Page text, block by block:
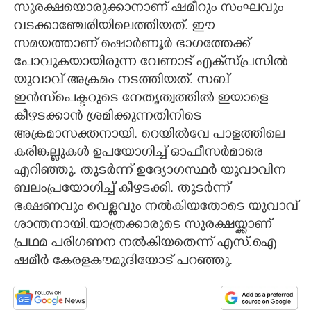
ZOOM
CONTACT US
സുരക്ഷയൊരുക്കാനാണ് ഷമീറും സംഘവും
വടക്കാഞ്ചേരിയിലെത്തിയത്. ഈ
സമയത്താണ് ഷൊർണൂർ ഭാഗത്തേക്ക്
പോവുകയായിരുന്ന വേണാട് എക്‌സ്പ്രസിൽ
യുവാവ് അക്രമം നടത്തിയത്. സബ്
ഇൻസ്‌പെക്ടറുടെ നേതൃത്വത്തിൽ ഇയാളെ
കീഴടക്കാൻ ശ്രമിക്കുന്നതിനിടെ
അക്രമാസക്തനായി. റെയിൽവേ പാളത്തിലെ
കരിങ്കല്ലുകൾ ഉപയോഗിച്ച് ഓഫീസർമാരെ
എറിഞ്ഞു. തുടർന്ന് ഉദ്യോഗസ്ഥർ യുവാവിന
ബലംപ്രയോഗിച്ച് കീഴടക്കി. തുടർന്ന്
ഭക്ഷണവും വെള്ളവും നൽകിയതോടെ യുവാവ്
ശാന്തനായി.യാത്രക്കാരുടെ സുരക്ഷയ്ക്കാണ്
പ്രഥമ പരിഗണന നൽകിയതെന്ന് എസ്.ഐ
ഷമീർ കേരളകൗമുദിയോട് പറഞ്ഞു.